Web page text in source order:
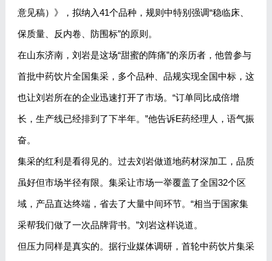
意见稿）》，拟纳入41个品种，规则中特别强调“稳临床、
保质量、反内卷、防围标”的原则。
在山东济南，刘岩是这场“甜蜜的阵痛”的亲历者，他曾参与
首批中药饮片全国集采，多个品种、品规实现全国中标，这
也让刘岩所在的企业迅速打开了市场。“订单同比成倍增
长，生产线已经排到了下半年。”他告诉E药经理人，语气振
奋。
集采的红利是看得见的。过去刘岩做道地药材深加工，品质
虽好但市场半径有限。集采让市场一举覆盖了全国32个区
域，产品直达终端，省去了大量中间环节。“相当于国家集
采帮我们做了一次品牌背书。”刘岩这样说道。
但压力同样是真实的。据行业媒体调研，首轮中药饮片集采